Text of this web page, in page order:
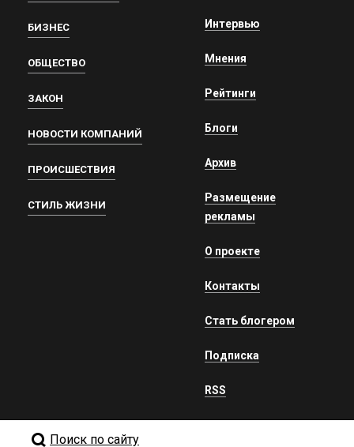
БИЗНЕС
ОБЩЕСТВО
ЗАКОН
НОВОСТИ КОМПАНИЙ
ПРОИСШЕСТВИЯ
СТИЛЬ ЖИЗНИ
Интервью
Мнения
Рейтинги
Блоги
Архив
Размещение
рекламы
О проекте
Контакты
Стать блогером
Подписка
RSS
Поиск по сайту